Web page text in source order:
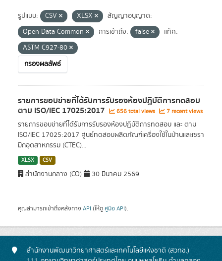
รูปแบบ: CSV XLSX
สัญญาอนุญาต:
Open Data Common
การเข้าถึง: false
แท็ค:
ASTM C927-80
กรองผลลัพธ์
รายการขอบข่ายที่ได้รับการรับรองห้องปฏิบัติการทดสอบ
ตาม ISO/IEC 17025:2017 656 total views 7 recent views
รายการขอบข่ายที่ได้รับการรับรองห้องปฏิบัติการทดสอบ และ ตาม
ISO/IEC 17025:2017 ศูนย์ทดสอบผลิตภัณฑ์เครื่องใช้ในบ้านและเซรา
มิกอุตสาหกรรม (CTEC)...
XLSX CSV
สำนักงานกลาง (CO) 30 มีนาคม 2569
คุณสามารถเข้าถึงคลังทาง API (ให้ดู คู่มือ API).
สำนักงานพัฒนาวิทยาศาสตร์และเทคโนโลยีแห่งชาติ (สวทช.)